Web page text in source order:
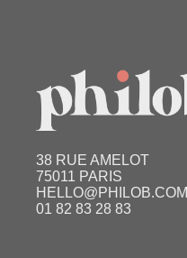
38 RUE AMELOT
75011 PARIS
HELLO@PHILOB.COM
01 82 83 28 83